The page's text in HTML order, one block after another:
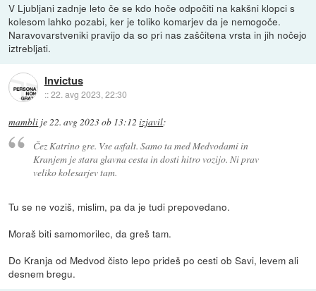
V Ljubljani zadnje leto če se kdo hoče odpočiti na kakšni klopci s
kolesom lahko pozabi, ker je toliko komarjev da je nemogoče.
Naravovarstveniki pravijo da so pri nas zaščitena vrsta in jih nočejo
iztrebljati.
Invictus
::22. avg 2023, 22:30
mambli je22. avg 2023 ob 13:12 izjavil:
Čez Katrino gre. Vse asfalt. Samo ta med Medvodami in
Kranjem je stara glavna cesta in dosti hitro vozijo. Ni prav
veliko kolesarjev tam.
Tu se ne voziš, mislim, pa da je tudi prepovedano.
Moraš biti samomorilec, da greš tam.
Do Kranja od Medvod čisto lepo prideš po cesti ob Savi, levem ali
desnem bregu.